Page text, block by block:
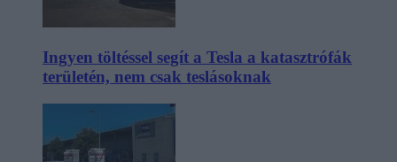
Ingyen töltéssel segít a Tesla a katasztrófák
területén, nem csak teslásoknak